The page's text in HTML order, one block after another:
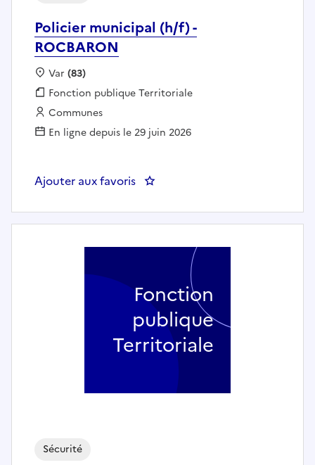
Policier municipal (h/f) -
ROCBARON
Localisation :
Var (83)
Fonction publique :
Fonction publique Territoriale
Employeur :
Communes
En ligne depuis le 29 juin 2026
Ajouter aux favoris : Policier municipal (h/f) -
Sécurité
Fonction
publique
Territoriale